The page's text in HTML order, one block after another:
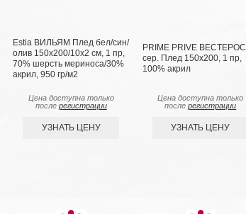
Estia ВИЛЬЯМ Плед бел/син/
олив 150х200/10х2 см, 1 пр,
70% шерсть мериноса/30%
акрил, 950 гр/м2
Цена доступна только
после регистрации
УЗНАТЬ ЦЕНУ
PRIME PRIVE ВЕСТЕРОС
сер. Плед 150x200, 1 пр,
100% акрил
Цена доступна только
послерегистрации
УЗНАТЬ ЦЕНУ